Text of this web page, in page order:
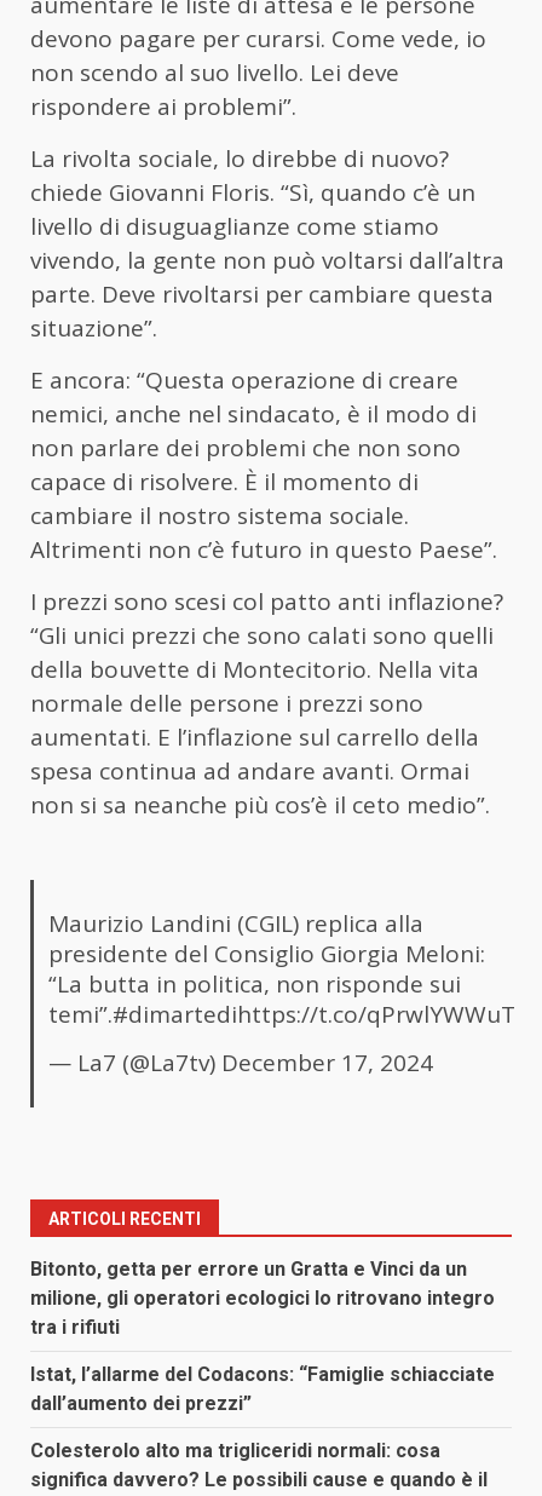
devono pagare per curarsi. Come vede, io
non scendo al suo livello. Lei deve
rispondere ai problemi”.
La rivolta sociale, lo direbbe di nuovo?
chiede Giovanni Floris. “Sì, quando c’è un
livello di disuguaglianze come stiamo
vivendo, la gente non può voltarsi dall’altra
parte. Deve rivoltarsi per cambiare questa
situazione”.
E ancora: “Questa operazione di creare
nemici, anche nel sindacato, è il modo di
non parlare dei problemi che non sono
capace di risolvere. È il momento di
cambiare il nostro sistema sociale.
Altrimenti non c’è futuro in questo Paese”.
I prezzi sono scesi col patto anti inflazione?
“Gli unici prezzi che sono calati sono quelli
della bouvette di Montecitorio. Nella vita
normale delle persone i prezzi sono
aumentati. E l’inflazione sul carrello della
spesa continua ad andare avanti. Ormai
non si sa neanche più cos’è il ceto medio”.
Maurizio Landini (CGIL) replica alla
presidente del Consiglio Giorgia Meloni:
“La butta in politica, non risponde sui
temi”.#dimartedihttps://t.co/qPrwlYWWuT
— La7 (@La7tv) December 17, 2024
ARTICOLI RECENTI
Bitonto, getta per errore un Gratta e Vinci da un
milione, gli operatori ecologici lo ritrovano integro
tra i rifiuti
Istat, l’allarme del Codacons: “Famiglie schiacciate
dall’aumento dei prezzi”
Colesterolo alto ma trigliceridi normali: cosa
significa davvero? Le possibili cause e quando è il